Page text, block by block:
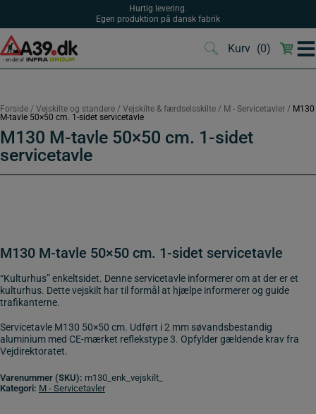
indholdet
Hurtig levering.
Egen produktion på dansk fabrik
Kurv (0)
(0)
Forside / Vejskilte og standere / Vejskilte & færdselsskilte / M - Servicetavler / M130
M-tavle 50×50 cm. 1-sidet servicetavle
M130 M-tavle 50×50 cm. 1-sidet
servicetavle
M130 M-tavle 50×50 cm. 1-sidet servicetavle
“Kulturhus” enkeltsidet. Denne servicetavle informerer om at der er et
kulturhus. Dette vejskilt har til formål at hjælpe informerer og guide
trafikanterne.
Servicetavle M130 50×50 cm. Udført i 2 mm søvandsbestandig
aluminium med CE-mærket reflekstype 3. Opfylder gældende krav fra
Vejdirektoratet.
Varenummer (SKU): m130_enk_vejskilt_
Kategori: M - Servicetavler